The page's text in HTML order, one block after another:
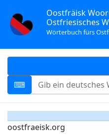
Oostfräisk
Ostfriesisches
Wörterbuch fürs
oostfraeisk.org